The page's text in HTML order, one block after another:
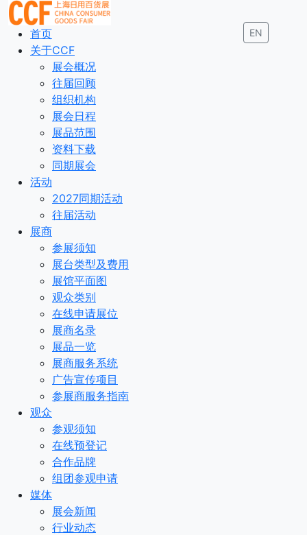
EN
首页
关于CCF
展会概况
往届回顾
组织机构
展会日程
展品范围
资料下载
同期展会
活动
2027同期活动
往届活动
展商
参展须知
展台类型及费用
展馆平面图
观众类别
在线申请展位
展商名录
展品一览
展商服务系统
广告宣传项目
参展商服务指南
观众
参观须知
在线预登记
合作品牌
组团参观申请
媒体
展会新闻
行业动态